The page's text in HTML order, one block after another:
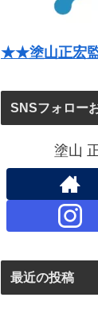
★★塗山正宏
SNSフォロー
塗山
最近の投稿